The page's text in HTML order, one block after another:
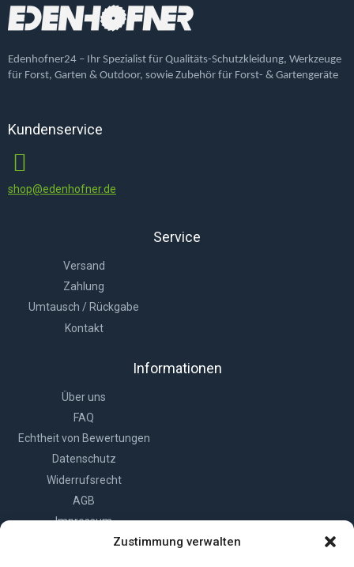
Zustimmung verwalten
Edenhofner24 – Ihr Spezialist für Qualitäts-Schutzkleidung, Werkzeuge
für Forst, Garten & Outdoor, sowie Zubehör für Forst- & Gartengeräte
Kundenservice
shop@edenhofner.de
Service
Versand
Zahlung
Umtausch / Rückgabe
Kontakt
Informationen
Über uns
FAQ
Echtheit von Bewertungen
Datenschutz
Widerrufsrecht
AGB
Impressum
Cookie-Richtlinie (EU)